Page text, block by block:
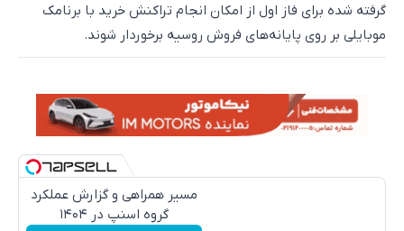
گرفته شده برای فاز اول از امکان انجام تراکنش خرید با برنامک
موبایلی بر روی پایانه‌های فروش روسیه برخوردار شوند.
مسیر همراهی و گزارش عملکرد
گروه اسنپ در ۱۴۰۴